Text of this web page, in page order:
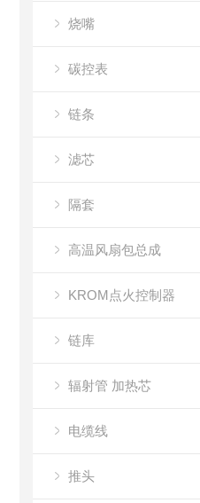
烧嘴
碳控表
链条
滤芯
隔套
高温风扇包总成
KROM点火控制器
链库
辐射管 加热芯
电缆线
推头